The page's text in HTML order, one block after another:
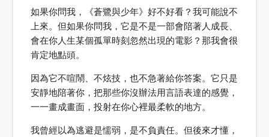
如果你問我，《蒼鷺與少年》好不好看？我可能說不
上來。但如果你問我，它是不是一部會陪著人成長、
會在你人生某個孤單時刻忽然出現的電影？那我會很
肯定地點頭。
因為它不喧鬧、不炫技，也不急著給你答案。它只是
安靜地陪著你，把那些你沒辦法用言語表達的感覺，
一一畫成畫面，投射在你心裡最柔軟的地方。
我曾經以為逃避是懦弱，是不負責任。但後來才懂，